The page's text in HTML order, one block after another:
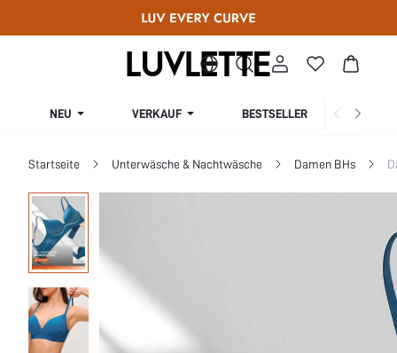
NEU VERKAUF BESTSELLER
Startseite Unterwäsche & Nachtwäsche Damen BHs